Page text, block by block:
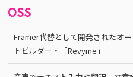
OSS
Framer代替として開発されたオ
トビルダー・「Revyme」